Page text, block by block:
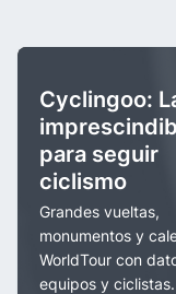
Cyclingoo:
para seguir
ciclismo
Grandes vueltas,
monumentos y
WorldTour con
equipos y ciclistas.